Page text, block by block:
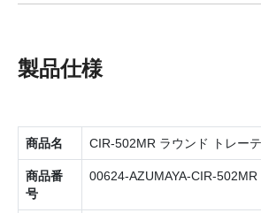
製品仕様
商品名 CIR-502MR ラウンド トレー
商品番
号
00624-AZUMAYA-CIR-502MR